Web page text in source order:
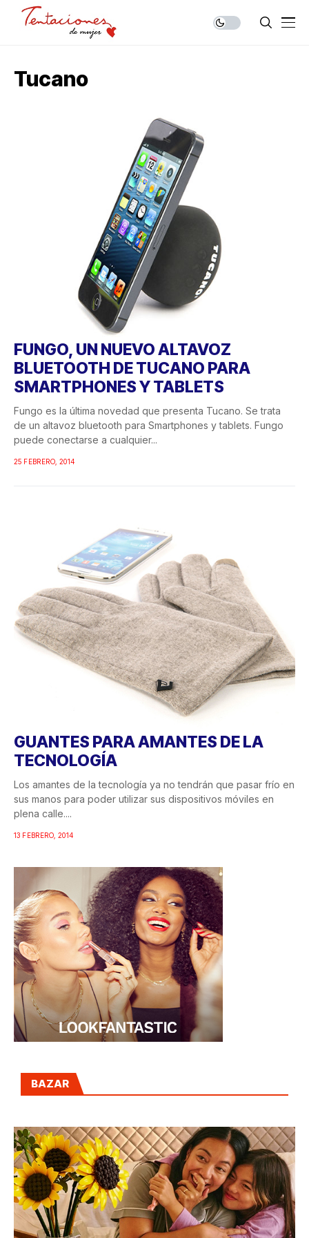
Tucano
FUNGO, UN NUEVO ALTAVOZ
BLUETOOTH DE TUCANO PARA
SMARTPHONES Y TABLETS
Fungo es la última novedad que presenta Tucano. Se trata
de un altavoz bluetooth para Smartphones y tablets. Fungo
puede conectarse a cualquier...
25 FEBRERO, 2014
GUANTES PARA AMANTES DE LA
TECNOLOGÍA
Los amantes de la tecnología ya no tendrán que pasar frío en
sus manos para poder utilizar sus dispositivos móviles en
plena calle....
13 FEBRERO, 2014
BAZAR